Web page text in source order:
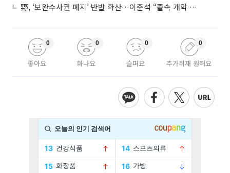
野, ‘보완수사권 폐지’ 반발 확산…이준석 “졸속 개악 입법”
좋아요
0
화나요
0
슬퍼요
0
추가취재 원해요
0